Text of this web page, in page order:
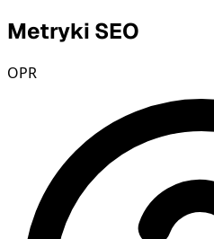
Metryki SEO
OPR